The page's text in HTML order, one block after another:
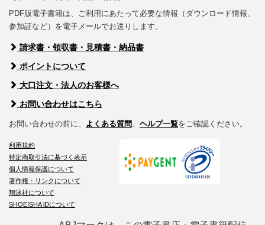
PDF版電子書籍は、ご利用にあたって必要な情報（ダウンロード情報、
参加証など）を電子メールでお送りします。
請求書・領収書・見積書・納品書
ポイントについて
大口注文・法人のお客様へ
お問い合わせはこちら
お問い合わせの前に、 よくある質問、 ヘルプ一覧をご確認ください。
利用規約
特定商取引法に基づく表示
個人情報保護について
著作権・リンクについて
翔泳社について
SHOEISHA iDについて